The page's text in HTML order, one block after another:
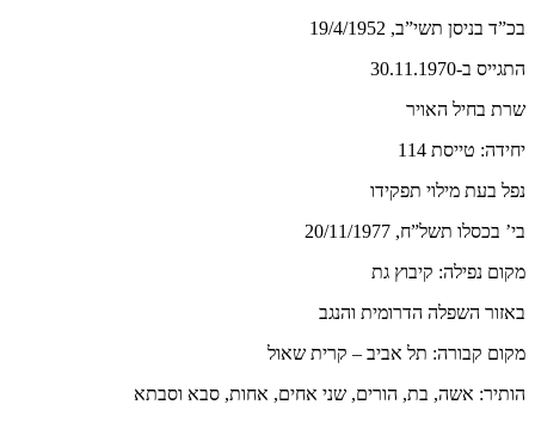
בכ”ד בניסן תשי”ב, 19/4/1952
התגייס ב-30.11.1970
שרת בחיל האויר
יחידה: טייסת 114
נפל בעת מילוי תפקידו
בי’ בכסלו תשל”ח, 20/11/1977
מקום נפילה: קיבוץ גת
באזור השפלה הדרומית והנגב
מקום קבורה: תל אביב – קרית שאול
הותיר: אשה, בת, הורים, שני אחים, אחות, סבא וסבתא